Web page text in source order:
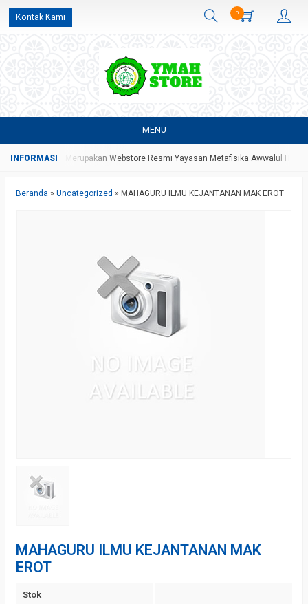
Kontak Kami 0
MENU
Store Yang Merupakan Webstore Resmi Yayasan Metafisika Awwalul
Beranda » Uncategorized » MAHAGURU ILMU KEJANTANAN MAK EROT
MAHAGURU ILMU KEJANTANAN MAK
EROT
Stok